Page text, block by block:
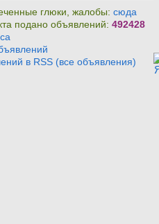
глюки, жалобы:сюда
подано объявлений:492428
в RSS (все объявления)